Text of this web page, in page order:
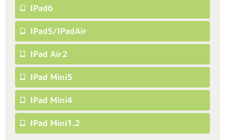
IPad6
IPad5/iPadAir
IPad Air2
IPad Mini5
IPad Mini4
IPad Mini1.2